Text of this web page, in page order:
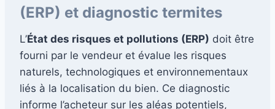
(ERP) et diagnostic termites
L’État des risques et pollutions (ERP) doit être
fourni par le vendeur et évalue les risques
naturels, technologiques et environnementaux
liés à la localisation du bien. Ce diagnostic
informe l’acheteur sur les aléas potentiels,